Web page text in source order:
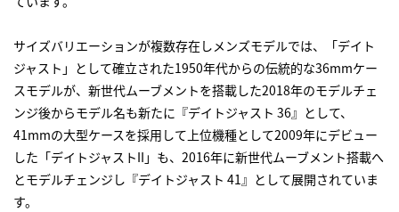
サイズバリエーションが複数存在しメンズモデルでは、「デイト
ジャスト」として確立された1950年代からの伝統的な36mmケー
スモデルが、新世代ムーブメントを搭載した2018年のモデルチェ
ンジ後からモデル名も新たに『デイトジャスト 36』として、
41mmの大型ケースを採用して上位機種として2009年にデビュー
した「デイトジャストII」も、2016年に新世代ムーブメント搭載へ
とモデルチェンジし『デイトジャスト 41』として展開されていま
す。